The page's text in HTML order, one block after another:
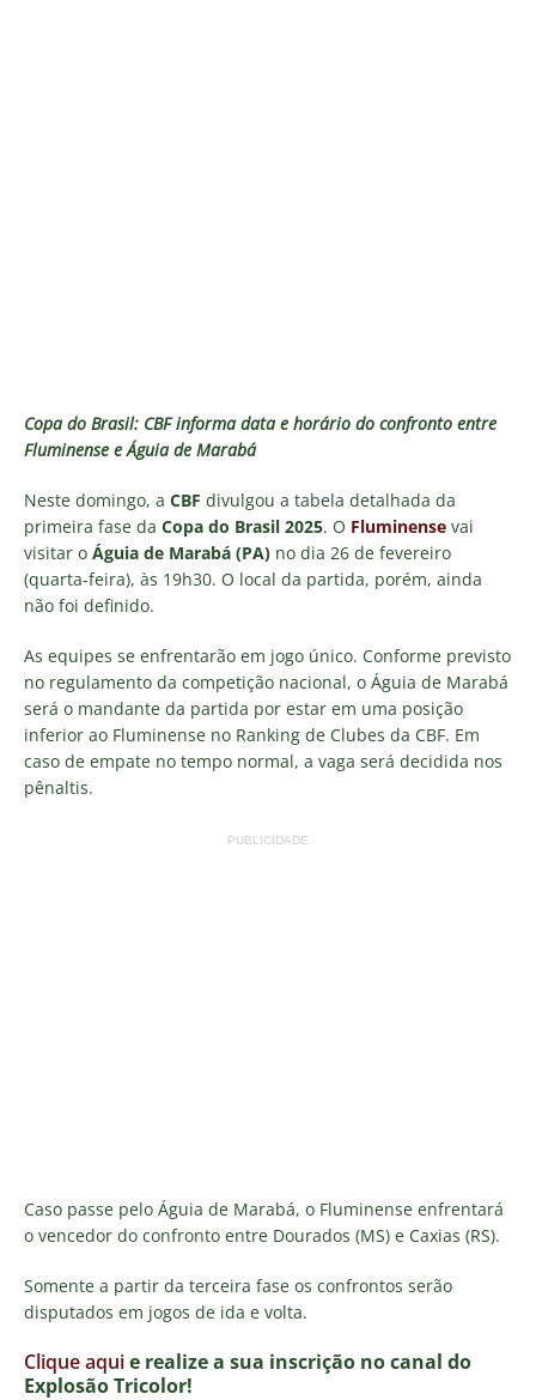
Copa do Brasil: CBF informa data e horário do confronto entre
Fluminense e Águia de Marabá
Neste domingo, a CBF divulgou a tabela detalhada da
primeira fase da Copa do Brasil 2025. O Fluminense vai
visitar o Águia de Marabá (PA) no dia 26 de fevereiro
(quarta-feira), às 19h30. O local da partida, porém, ainda
não foi definido.
As equipes se enfrentarão em jogo único. Conforme previsto
no regulamento da competição nacional, o Águia de Marabá
será o mandante da partida por estar em uma posição
inferior ao Fluminense no Ranking de Clubes da CBF. Em
caso de empate no tempo normal, a vaga será decidida nos
pênaltis.
PUBLICIDADE
Caso passe pelo Águia de Marabá, o Fluminense enfrentará
o vencedor do confronto entre Dourados (MS) e Caxias (RS).
Somente a partir da terceira fase os confrontos serão
disputados em jogos de ida e volta.
Clique aquie realize a sua inscrição no canal do
Explosão Tricolor!